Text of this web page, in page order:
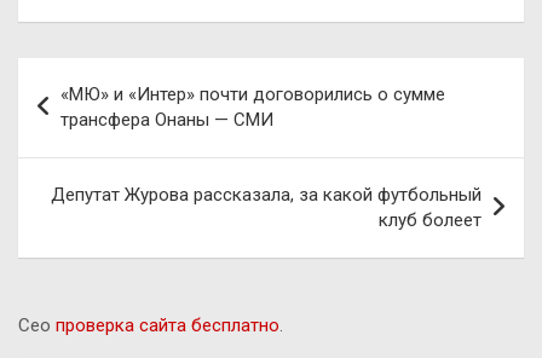
по
записям
«МЮ» и «Интер» почти договорились о сумме
трансфера Онаны — СМИ
Депутат Журова рассказала, за какой футбольный
клуб болеет
Сео проверка сайта бесплатно.